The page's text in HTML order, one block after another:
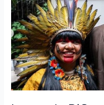
respalda
Sí
en
la
consulta
sobre
el
Yasuní